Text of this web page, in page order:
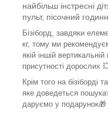
найбільш інстресні
пульт, пісочний
Бізіборд, завдяки
кг, тому ми
якій іншій
присутності дорослих
Крім того на
яке доведеться
даруємо у подарунок🎁